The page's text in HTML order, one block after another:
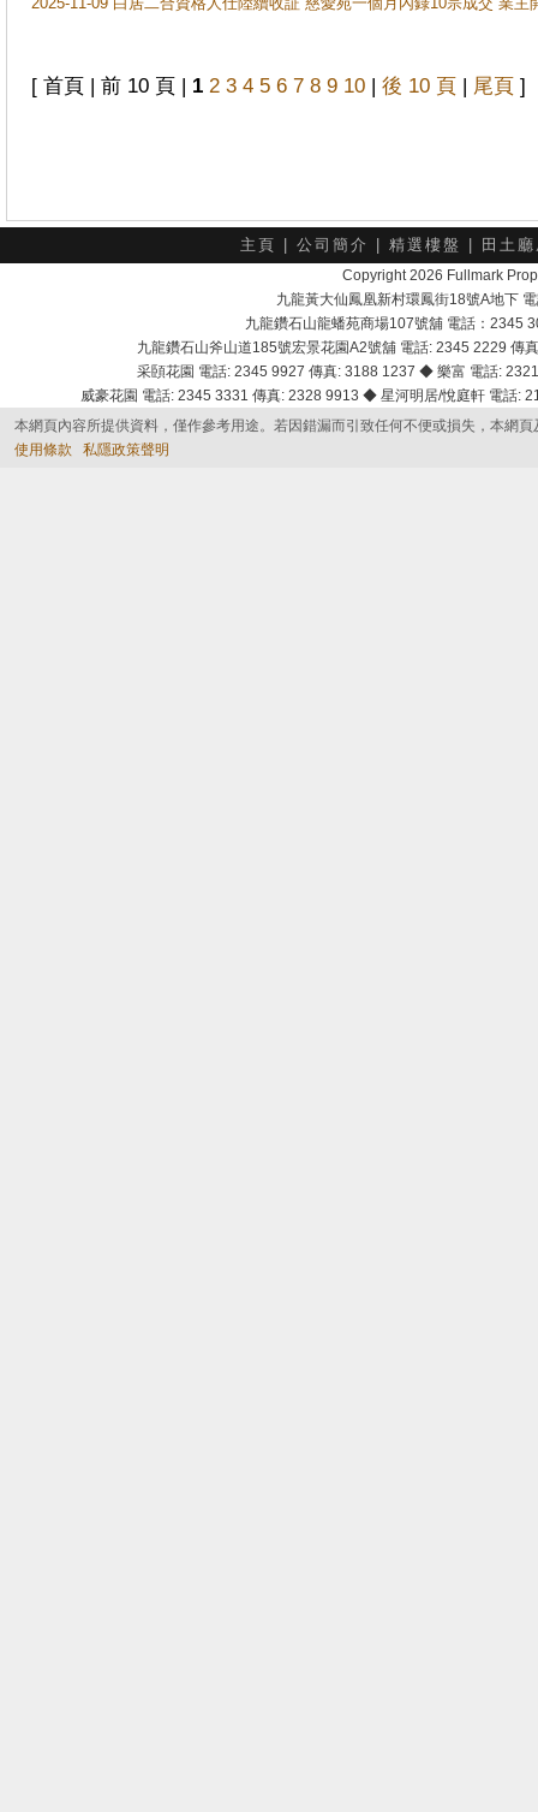
[ 首頁 | 前 10 頁 | 1 2 3 4 5 6 7 8 9 10 | 後 10 頁 | 尾頁 ]
主頁 公司簡介 精選樓盤 田土
Copyright 2026 Fullmark
九龍黃大仙鳳凰新村環鳳街18號A地下
九龍鑽石山龍蟠苑商場107號舖 電話：2345
九龍鑽石山斧山道185號宏景花園A2號舖 電話: 2345 2229
采頣花園 電話: 2345 9927 傳真: 3188 1237 ◆ 樂富 電話:
威豪花園 電話: 2345 3331 傳真: 2328 9913 ◆ 星河明居/悅庭軒 電話
本網頁內容所提供資料，僅作參考用途。若因錯漏而引致任何不便或損失，本網
使用條款
私隱政策聲明